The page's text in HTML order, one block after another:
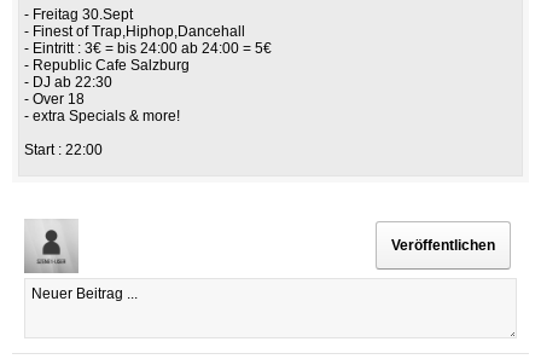
- Freitag 30.Sept
- Finest of Trap,Hiphop,Dancehall
- Eintritt : 3€ = bis 24:00 ab 24:00 = 5€
- Republic Cafe Salzburg
- DJ ab 22:30
- Over 18
- extra Specials & more!
Start : 22:00